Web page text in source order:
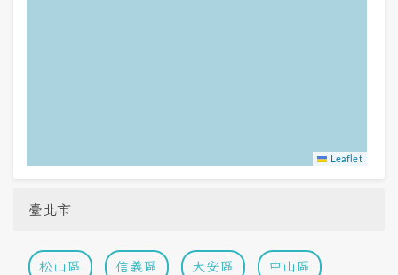
Leaflet
臺北市
松山區 信義區 大安區 中山區